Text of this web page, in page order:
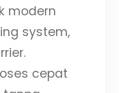
modern
system,
cepat